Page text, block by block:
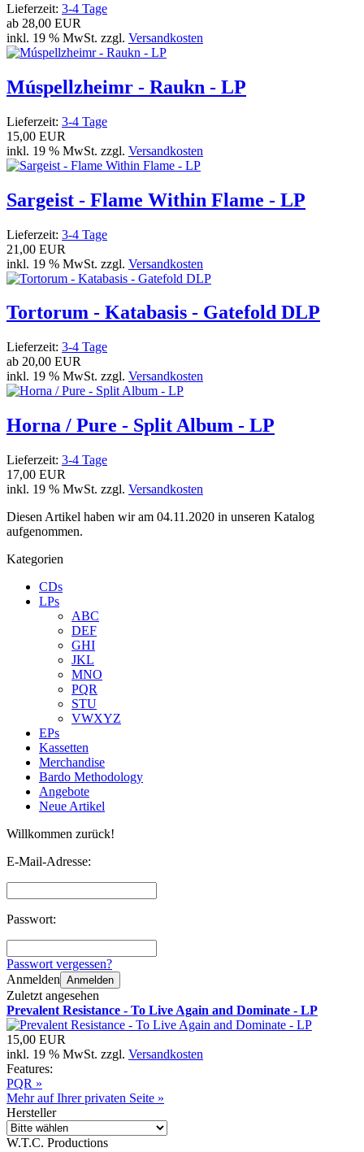
Lieferzeit: 3-4 Tage
ab 28,00 EUR
inkl. 19 % MwSt. zzgl. Versandkosten
Múspellzheimr - Raukn - LP
Lieferzeit: 3-4 Tage
15,00 EUR
inkl. 19 % MwSt. zzgl. Versandkosten
Sargeist - Flame Within Flame - LP
Lieferzeit: 3-4 Tage
21,00 EUR
inkl. 19 % MwSt. zzgl. Versandkosten
Tortorum - Katabasis - Gatefold DLP
Lieferzeit: 3-4 Tage
ab 20,00 EUR
inkl. 19 % MwSt. zzgl. Versandkosten
Horna / Pure - Split Album - LP
Lieferzeit: 3-4 Tage
17,00 EUR
inkl. 19 % MwSt. zzgl. Versandkosten
Diesen Artikel haben wir am 04.11.2020 in unseren Katalog
aufgenommen.
Kategorien
CDs
LPs
ABC
DEF
GHI
JKL
MNO
PQR
STU
VWXYZ
EPs
Kassetten
Merchandise
Bardo Methodology
Angebote
Neue Artikel
Willkommen zurück!
E-Mail-Adresse:
Passwort:
Passwort vergessen?
Anmelden Anmelden
Zuletzt angesehen
Prevalent Resistance - To Live Again and Dominate - LP
15,00 EUR
inkl. 19 % MwSt. zzgl. Versandkosten
Features:
PQR »
Mehr auf Ihrer privaten Seite »
Hersteller
W.T.C. Productions